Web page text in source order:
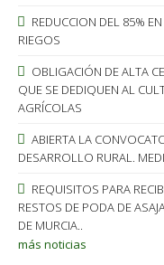
REDUCCION DEL 85%
RIEGOS
OBLIGACIÓN DE ALTA
QUE SE DEDIQUEN AL
AGRÍCOLAS
ABIERTA LA
DESARROLLO RURAL.
REQUISITOS PARA
RESTOS DE PODA DE
DE MURCIA..
más noticias